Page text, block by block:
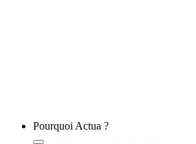
Pourquoi Actua ?